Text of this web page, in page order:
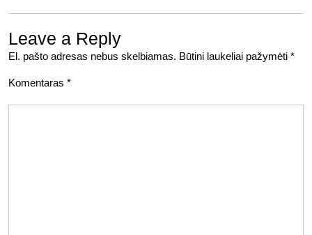
Leave a Reply
El. pašto adresas nebus skelbiamas. Būtini laukeliai pažymėti *
Komentaras *